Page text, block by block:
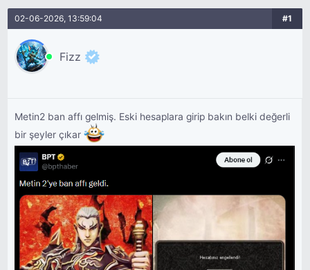
02-06-2026, 13:59:04 #1
Fizz
Metin2 ban affı gelmiş. Eski hesaplara girip bakın belki değerli
bir şeyler çıkar